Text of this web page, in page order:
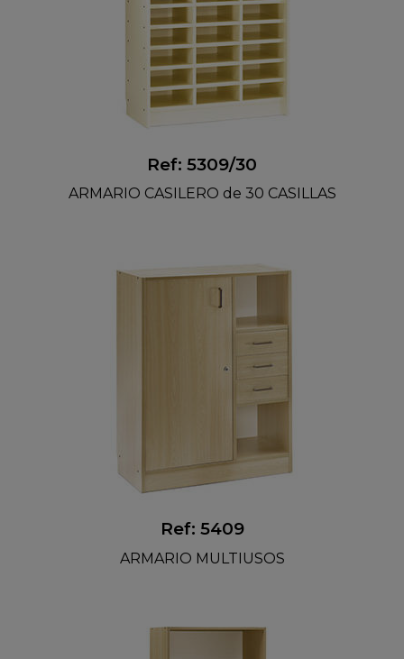
Ref: 5309/30
ARMARIO CASILERO de 30 CASILLAS
Ref: 5409
ARMARIO MULTIUSOS